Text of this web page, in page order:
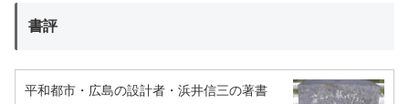
書評
平和都市・広島の設計者・浜井信三の著書